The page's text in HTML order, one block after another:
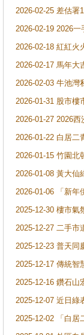
2026-02-25 差估署
2026-02-19 2026
2026-02-18 紅紅火
2026-02-17 馬年大
2026-02-03 牛池灣
2026-01-31 股市樓
2026-01-27 2026
2026-01-22 白居二
2026-01-15 竹園北
2026-01-08 黃大仙
2026-01-06 「新年
2025-12-30 樓市氣
2025-12-27 二手市
2025-12-23 普天同
2025-12-17 傳統智
2025-12-16 鑽石山
2025-12-07 近日
2025-12-02 「白居